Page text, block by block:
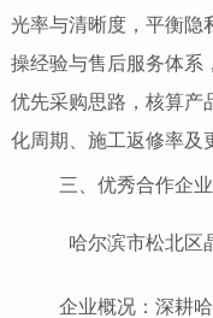
光率与清晰度，平衡隐
操经验与售后服务体系
优先采购思路，核算产
化周期、施工返修率及
三、优秀合作企业
哈尔滨市松北区
企业概况：深耕哈